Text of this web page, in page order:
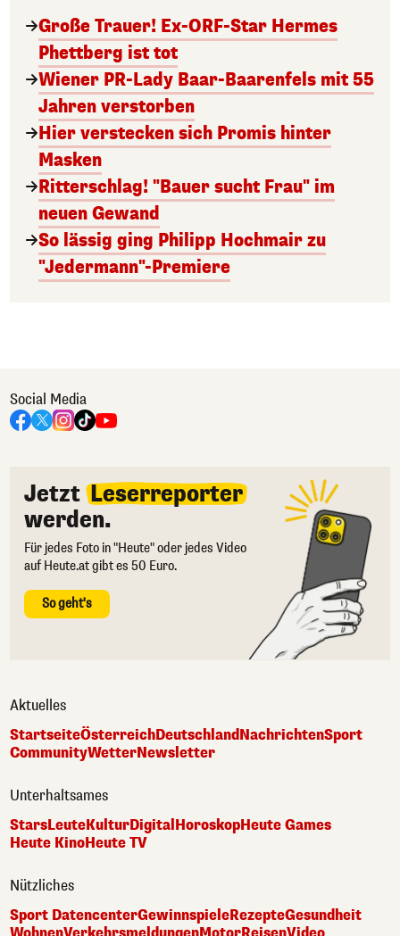
Große Trauer! Ex-ORF-Star Hermes
Phettberg ist tot
Wiener PR-Lady Baar-Baarenfels mit 55
Jahren verstorben
Hier verstecken sich Promis hinter
Masken
Ritterschlag! "Bauer sucht Frau" im
neuen Gewand
So lässig ging Philipp Hochmair zu
"Jedermann"-Premiere
Social Media
Jetzt Leserreporter
werden.
Für jedes Foto in "Heute" oder jedes Video
auf Heute.at gibt es 50 Euro.
So geht's
Aktuelles
StartseiteÖsterreichDeutschlandNachrichtenSport
CommunityWetterNewsletter
Unterhaltsames
StarsLeuteKulturDigitalHoroskopHeute Games
Heute KinoHeute TV
Nützliches
Sport DatencenterGewinnspieleRezepteGesundheit